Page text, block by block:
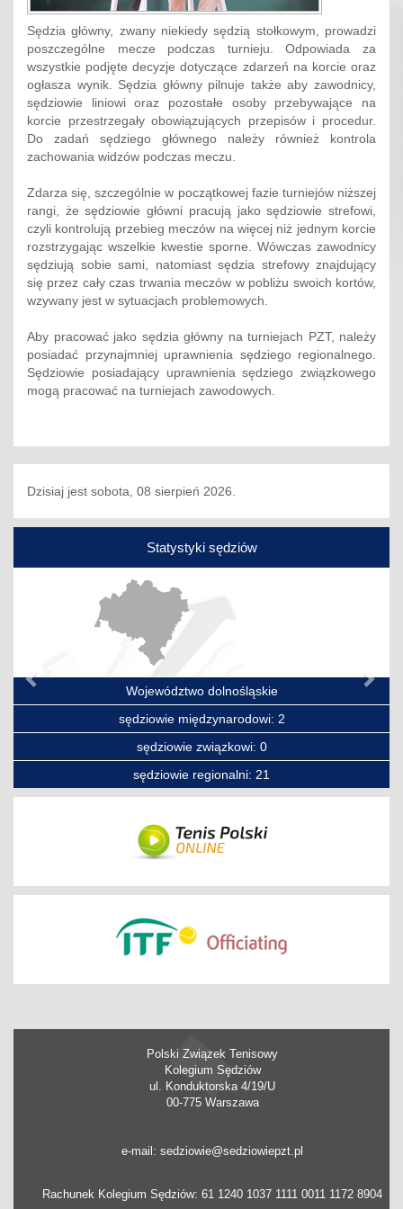
Sędzia główny, zwany niekiedy sędzią stołkowym, prowadzi
poszczególne mecze podczas turnieju. Odpowiada za
wszystkie podjęte decyzje dotyczące zdarzeń na korcie oraz
ogłasza wynik. Sędzia główny pilnuje także aby zawodnicy,
sędziowie liniowi oraz pozostałe osoby przebywające na
korcie przestrzegały obowiązujących przepisów i procedur.
Do zadań sędziego głównego należy również kontrola
zachowania widzów podczas meczu.
Zdarza się, szczególnie w początkowej fazie turniejów niższej
rangi, że sędziowie główni pracują jako sędziowie strefowi,
czyli kontrolują przebieg meczów na więcej niż jednym korcie
rozstrzygając wszelkie kwestie sporne. Wówczas zawodnicy
sędziują sobie sami, natomiast sędzia strefowy znajdujący
się przez cały czas trwania meczów w pobliżu swoich kortów,
wzywany jest w sytuacjach problemowych.
Aby pracować jako sędzia główny na turniejach PZT, należy
posiadać przynajmniej uprawnienia sędziego regionalnego.
Sędziowie posiadający uprawnienia sędziego związkowego
mogą pracować na turniejach zawodowych.
Dzisiaj jest sobota, 08 sierpień 2026.
Statystyki sędziów
Województwo dolnośląskie
sędziowie międzynarodowi: 2
sędziowie związkowi: 0
sędziowie regionalni: 21
Polski Związek Tenisowy
Kolegium Sędziów
ul. Konduktorska 4/19/U
00-775 Warszawa
e-mail: sedziowie@sedziowiepzt.pl
Rachunek Kolegium Sędziów: 61 1240 1037 1111 0011 1172 8904